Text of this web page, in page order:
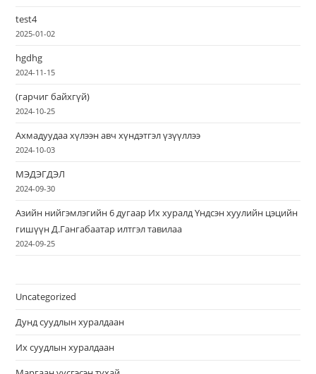
test4
2025-01-02
hgdhg
2024-11-15
(гарчиг байхгүй)
2024-10-25
Ахмадуудаа хүлээн авч хүндэтгэл үзүүллээ
2024-10-03
МЭДЭГДЭЛ
2024-09-30
Азийн нийгэмлэгийн 6 дугаар Их хуралд Үндсэн хуулийн цэцийн
гишүүн Д.Гангабаатар илтгэл тавилаа
2024-09-25
Uncategorized
Дунд суудлын хуралдаан
Их суудлын хуралдаан